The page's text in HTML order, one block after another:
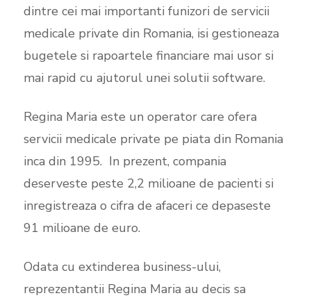
dintre cei mai importanti funizori de servicii
medicale private din Romania, isi gestioneaza
bugetele si rapoartele financiare mai usor si
mai rapid cu ajutorul unei solutii software.
Regina Maria este un operator care ofera
servicii medicale private pe piata din Romania
inca din 1995. In prezent, compania
deserveste peste 2,2 milioane de pacienti si
inregistreaza o cifra de afaceri ce depaseste
91 milioane de euro.
Odata cu extinderea business-ului,
reprezentantii Regina Maria au decis sa